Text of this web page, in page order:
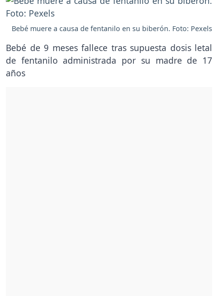
Bebé muere a causa de fentanilo en su biberón. Foto: Pexels
Bebé de 9 meses fallece tras supuesta dosis letal
de fentanilo administrada por su madre de 17
años